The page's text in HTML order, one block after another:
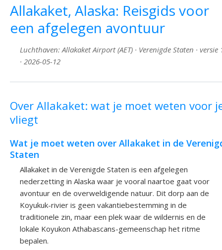
Allakaket, Alaska: Reisgids voor
een afgelegen avontuur
Luchthaven: Allakaket Airport (AET) · Verenigde Staten · versie
· 2026-05-12
Over Allakaket: wat je moet weten voor
vliegt
Wat je moet weten over Allakaket in de
Staten
Allakaket in de Verenigde Staten is een afgelegen
nederzetting in Alaska waar je vooral naartoe gaat voor
avontuur en de overweldigende natuur. Dit dorp aan de
Koyukuk-rivier is geen vakantiebestemming in de
traditionele zin, maar een plek waar de wildernis en de
lokale Koyukon Athabascans-gemeenschap het ritme
bepalen.